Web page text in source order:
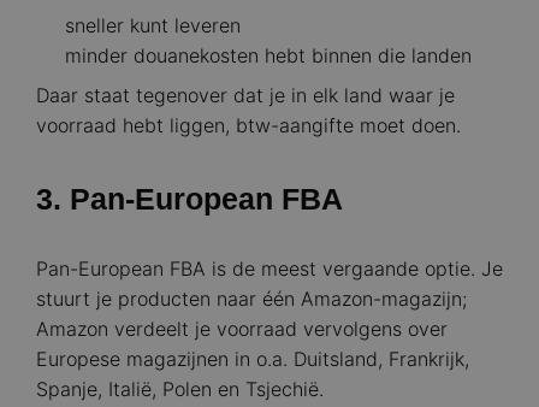
sneller kunt leveren
minder douanekosten hebt binnen die landen
Daar staat tegenover dat je in elk land waar je
voorraad hebt liggen, btw-aangifte moet doen.
3. Pan-European FBA
Pan-European FBA is de meest vergaande optie. Je
stuurt je producten naar één Amazon-magazijn;
Amazon verdeelt je voorraad vervolgens over
Europese magazijnen in o.a. Duitsland, Frankrijk,
Spanje, Italië, Polen en Tsjechië.